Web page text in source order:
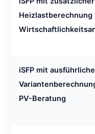
Heizlastberechnung
iSFP mit
PV-Beratung